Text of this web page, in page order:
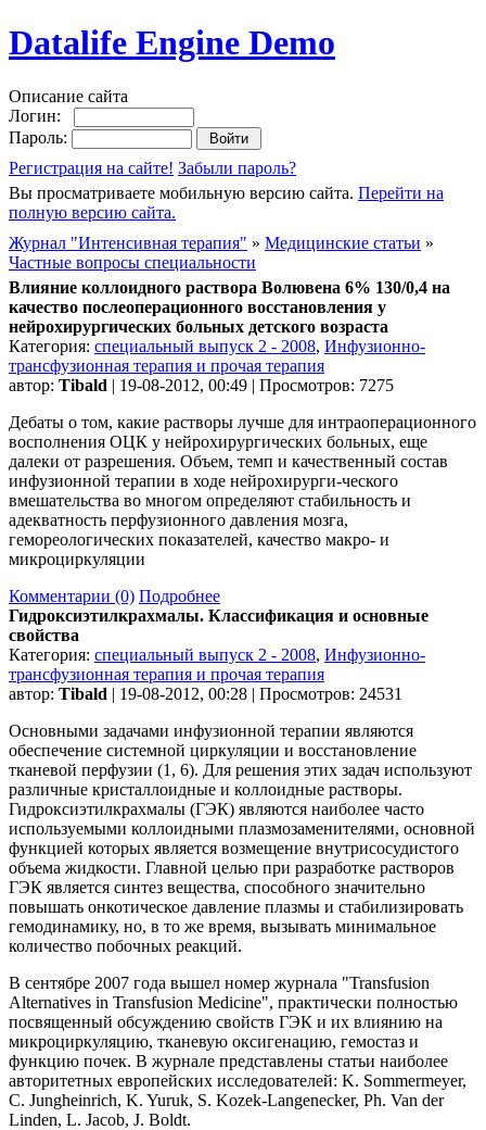
Datalife Engine Demo
Описание сайта
Логин:
Пароль:
Регистрация на сайте! Забыли пароль?
Вы просматриваете мобильную версию сайта. Перейти на
полную версию сайта.
Журнал "Интенсивная терапия" » Медицинские статьи »
Частные вопросы специальности
Влияние коллоидного раствора Волювена 6% 130/0,4 на
качество послеоперационного восстановления у
нейрохирургических больных детского возраста
Категория: специальный выпуск 2 - 2008, Инфузионно-
трансфузионная терапия и прочая терапия
автор: Tibald | 19-08-2012, 00:49 | Просмотров: 7275
Дебаты о том, какие растворы лучше для интраоперационного
восполнения ОЦК у нейрохирургических больных, еще
далеки от разрешения. Объем, темп и качественный состав
инфузионной терапии в ходе нейрохирурги-ческого
вмешательства во многом определяют стабильность и
адекватность перфузионного давления мозга,
гемореологических показателей, качество макро- и
микроциркуляции
Комментарии (0) Подробнее
Гидроксиэтилкрахмалы. Классификация и основные
свойства
Категория: специальный выпуск 2 - 2008, Инфузионно-
трансфузионная терапия и прочая терапия
автор: Tibald | 19-08-2012, 00:28 | Просмотров: 24531
Основными задачами инфузионной терапии являются
обеспечение системной циркуляции и восстановление
тканевой перфузии (1, 6). Для решения этих задач используют
различные кристаллоидные и коллоидные растворы.
Гидроксиэтилкрахмалы (ГЭК) являются наиболее часто
используемыми коллоидными плазмозаменителями, основной
функцией которых является возмещение внутрисосудистого
объема жидкости. Главной целью при разработке растворов
ГЭК является синтез вещества, способного значительно
повышать онкотическое давление плазмы и стабилизировать
гемодинамику, но, в то же время, вызывать минимальное
количество побочных реакций.
В сентябре 2007 года вышел номер журнала "Transfusion
Alternatives in Transfusion Medicine", практически полностью
посвященный обсуждению свойств ГЭК и их влиянию на
микроциркуляцию, тканевую оксигенацию, гемостаз и
функцию почек. В журнале представлены статьи наиболее
авторитетных европейских исследователей: K. Sommermeyer,
C. Jungheinrich, K. Yuruk, S. Kozek-Langenecker, Ph. Van der
Linden, L. Jacob, J. Boldt.